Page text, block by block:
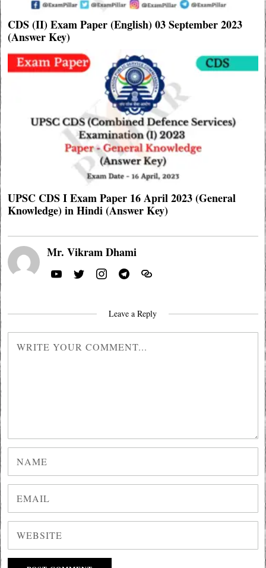
CDS (II) Exam Paper (English) 03 September 2023
(Answer Key)
UPSC CDS I Exam Paper 16 April 2023 (General
Knowledge) in Hindi (Answer Key)
Mr. Vikram Dhami
Leave a Reply